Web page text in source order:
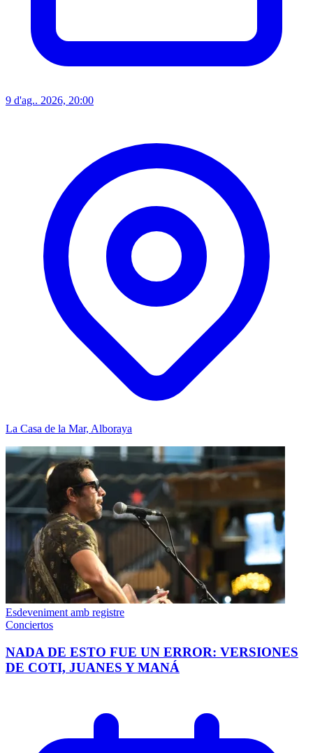
9 d'ag.. 2026, 20:00
La Casa de la Mar, Alboraya
Esdeveniment amb registre
Conciertos
NADA DE ESTO FUE UN ERROR: VERSIONES
DE COTI, JUANES Y MANÁ